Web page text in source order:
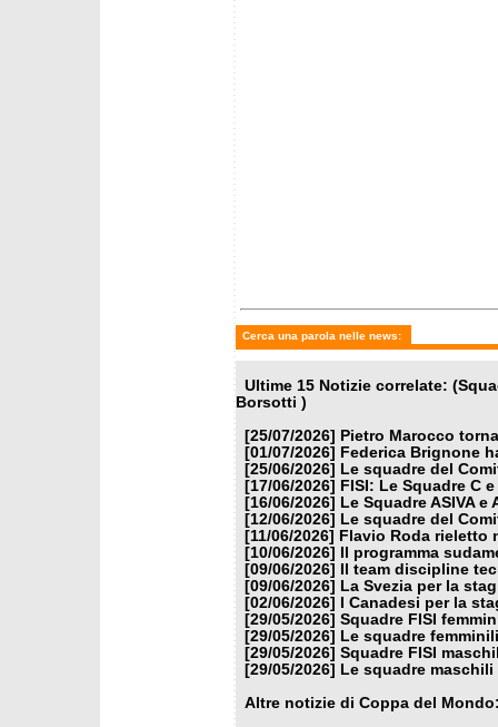
Cerca una parola nelle news:
Ultime 15 Notizie correlate:
Borsotti )
[25/07/2026]
Pietro Marocco
[01/07/2026]
Federica Brignone
[25/06/2026]
Le squadre del
[17/06/2026]
FISI: Le Squadre C
[16/06/2026]
Le Squadre ASIVA
[12/06/2026]
Le squadre del
[11/06/2026]
Flavio Roda rieletto
[10/06/2026]
Il programma
[09/06/2026]
Il team discipline
[09/06/2026]
La Svezia per la
[02/06/2026]
I Canadesi per la
[29/05/2026] Squadre FISI
[29/05/2026]
Le squadre
[29/05/2026] Squadre FISI
[29/05/2026]
Le squadre maschili
Altre notizie di Coppa del